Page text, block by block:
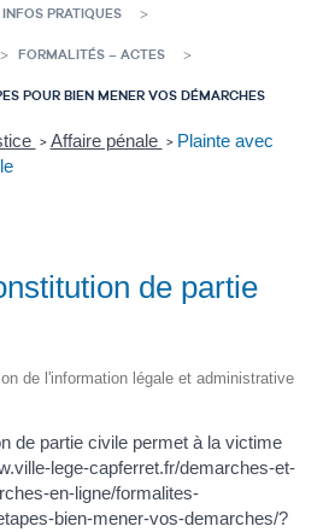
PRATIQUES
FORMALITÉS – ACTES
POUR BIEN MENER VOS DÉMARCHES
> Affaire pénale > Plainte avec
de partie
de l'information légale et administrative
de partie civile permet à la victime
lege-capferret.fr/demarches-et-
en-ligne/formalites-
bien-mener-vos-demarches/?